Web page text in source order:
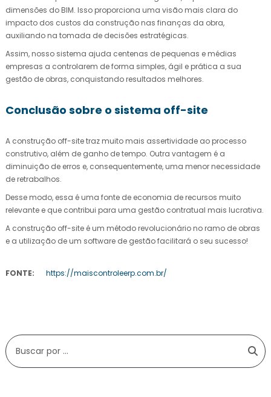
dimensões do BIM. Isso proporciona uma visão mais clara do
impacto dos custos da construção nas finanças da obra,
auxiliando na tomada de decisões estratégicas.
Assim, nosso sistema ajuda centenas de pequenas e médias
empresas a controlarem de forma simples, ágil e prática a sua
gestão de obras, conquistando resultados melhores.
Conclusão sobre o sistema off-site
A construção off-site traz muito mais assertividade ao processo
construtivo, além de ganho de tempo. Outra vantagem é a
diminuição de erros e, consequentemente, uma menor necessidade
de retrabalhos.
Desse modo, essa é uma fonte de economia de recursos muito
relevante e que contribui para uma gestão contratual mais lucrativa.
A construção off-site é um método revolucionário no ramo de obras
e a utilização de um software de gestão facilitará o seu sucesso!
FONTE: https://maiscontroleerp.com.br/